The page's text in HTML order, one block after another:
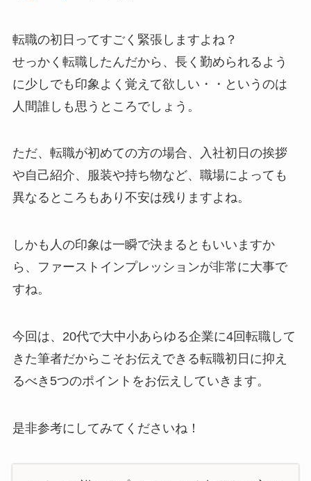
転職の初日ってすごく緊張しますよね？
せっかく転職したんだから、長く勤められるよう
に少しでも印象よく覚えて欲しい・・ というのは
人間誰しも思うところでしょう。
ただ、転職が初めての方の場合、入社初日の挨拶
や自己紹介、服装や持ち物など、職場によっても
異なるところもあり不安は残りますよね。
しかも人の印象は一瞬で決まるともいいますか
ら、
ファーストインプレッションが非常に大事で
すね。
今回は、20代で大中小あらゆる企業に4回転職して
きた筆者だからこそお伝えできる転職初日に抑え
るべき5つのポイント をお伝えしていきます。
是非参考にしてみてくださいね！